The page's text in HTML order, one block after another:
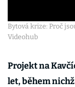
Bytová krize: Proč
Videohub
Projekt na
let, během